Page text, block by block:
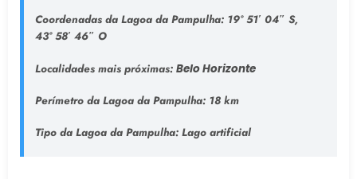
Coordenadas da Lagoa da Pampulha:19° 51′ 04″ S,
43° 58′ 46″ O
Localidades mais próximas: Belo Horizonte
Perímetro da Lagoa da Pampulha:18 km
Tipo da Lagoa da Pampulha: Lago artificial